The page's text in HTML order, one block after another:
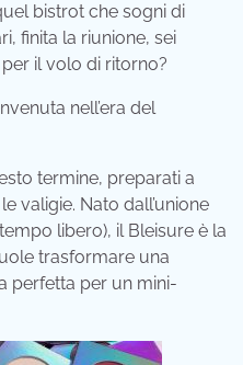
bistrot che sogni di
finita la riunione, sei
il volo di ritorno?
nell’era del
termine, preparati a
valigie. Nato dall’unione
libero), il Bleisure è la
trasformare una
perfetta per un mini-